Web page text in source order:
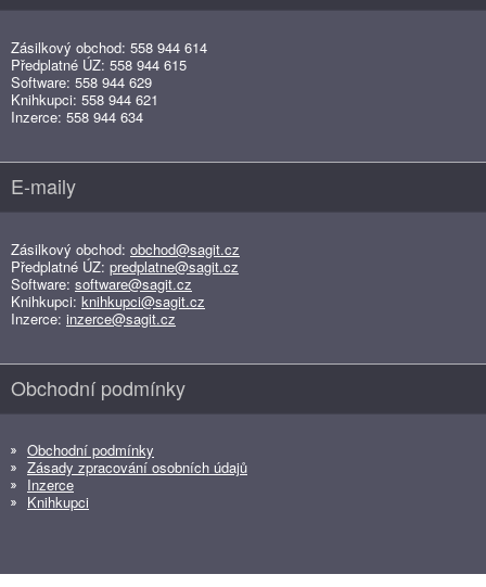
Zásilkový obchod: 558 944 614
Předplatné ÚZ: 558 944 615
Software: 558 944 629
Knihkupci: 558 944 621
Inzerce: 558 944 634
E-maily
Zásilkový obchod: obchod@sagit.cz
Předplatné ÚZ: predplatne@sagit.cz
Software: software@sagit.cz
Knihkupci: knihkupci@sagit.cz
Inzerce: inzerce@sagit.cz
Obchodní podmínky
Obchodní podmínky
Zásady zpracování osobních údajů
Inzerce
Knihkupci